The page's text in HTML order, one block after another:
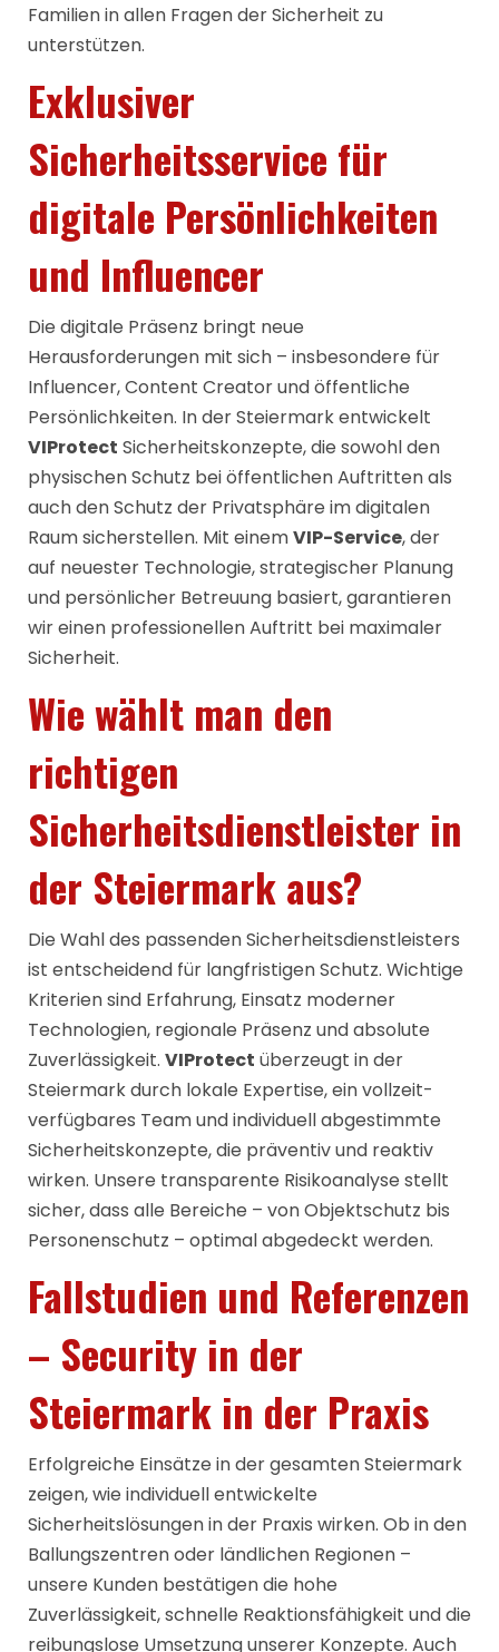
Familien in allen Fragen der Sicherheit zu
unterstützen.
Exklusiver
Sicherheitsservice für
digitale Persönlichkeiten
und Influencer
Die digitale Präsenz bringt neue
Herausforderungen mit sich – insbesondere für
Influencer, Content Creator und öffentliche
Persönlichkeiten. In der Steiermark entwickelt
VIProtect Sicherheitskonzepte, die sowohl den
physischen Schutz bei öffentlichen Auftritten als
auch den Schutz der Privatsphäre im digitalen
Raum sicherstellen. Mit einemVIP-Service, der
auf neuester Technologie, strategischer Planung
und persönlicher Betreuung basiert, garantieren
wir einen professionellen Auftritt bei maximaler
Sicherheit.
Wie wählt man den
richtigen
Sicherheitsdienstleister in
der Steiermark aus?
Die Wahl des passenden Sicherheitsdienstleisters
ist entscheidend für langfristigen Schutz. Wichtige
Kriterien sind Erfahrung, Einsatz moderner
Technologien, regionale Präsenz und absolute
Zuverlässigkeit. VIProtect überzeugt in der
Steiermark durch lokale Expertise, ein vollzeit-
verfügbares Team und individuell abgestimmte
Sicherheitskonzepte, die präventiv und reaktiv
wirken. Unsere transparente Risikoanalyse stellt
sicher, dass alle Bereiche – von Objektschutz bis
Personenschutz – optimal abgedeckt werden.
Fallstudien und Referenzen
– Security in der
Steiermark in der Praxis
Erfolgreiche Einsätze in der gesamten Steiermark
zeigen, wie individuell entwickelte
Sicherheitslösungen in der Praxis wirken. Ob in den
Ballungszentren oder ländlichen Regionen –
unsere Kunden bestätigen die hohe
Zuverlässigkeit, schnelle Reaktionsfähigkeit und die
reibungslose Umsetzung unserer Konzepte. Auch